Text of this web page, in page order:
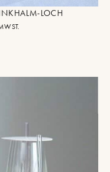
LOCH